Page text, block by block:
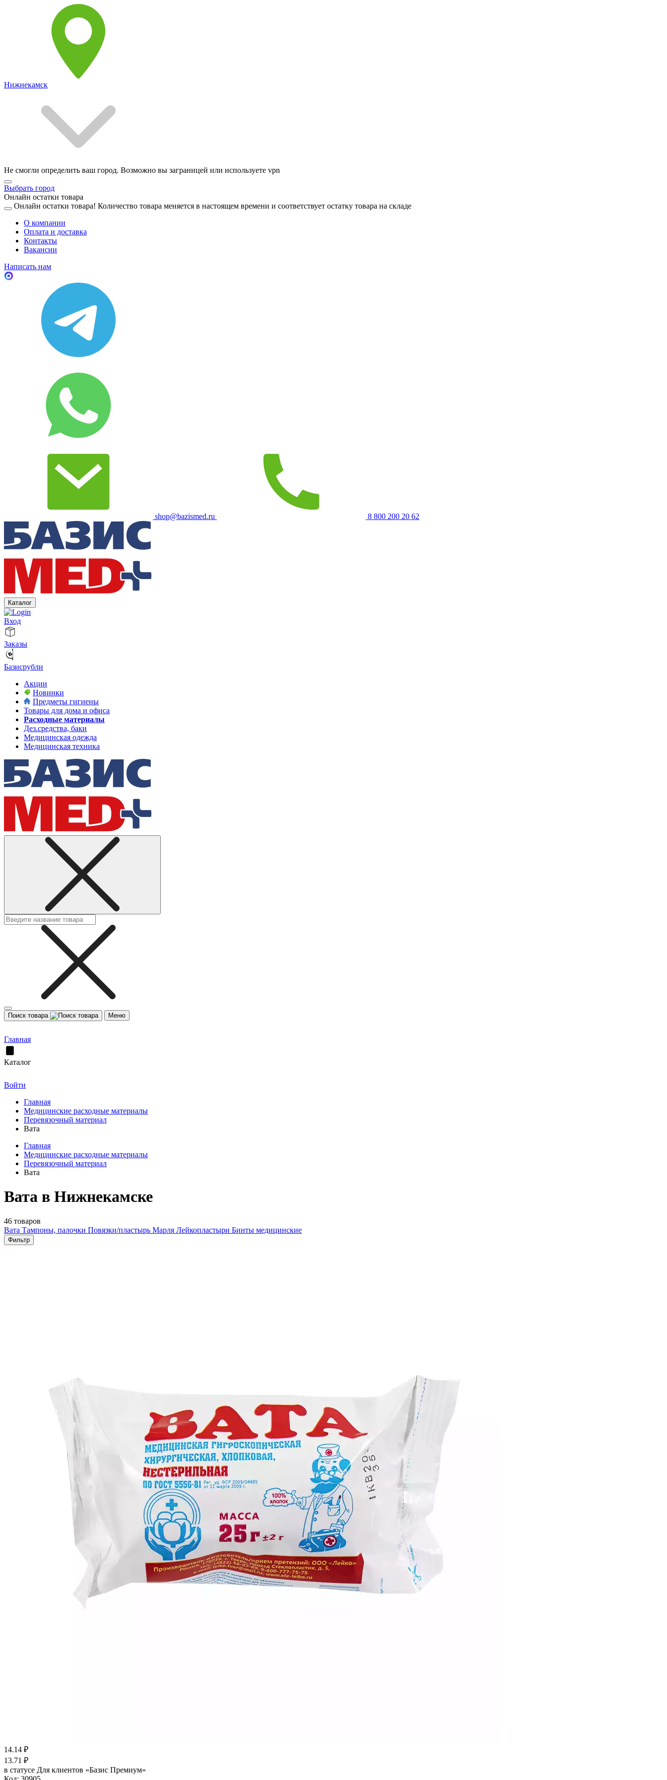
Нижнекамск
Не смогли определить ваш город. Возможно вы заграницей или используете vpn
Выбрать город
Онлайн остатки товара
Онлайн остатки товара! Количество товара меняется в настоящем времени и соответствует остатку товара на складе
О компании
Оплата и доставка
Контакты
Вакансии
Написать нам
shop@bazismed.ru 8 800 200 20 62
Каталог
Вход
Заказы
Базисрубли
Акции
Новинки
Предметы гигиены
Товары для дома и офиса
Расходные материалы
Дез.средства, баки
Медицинская одежда
Медицинская техника
Поиск товара Меню
Главная
Каталог
Войти
Главная
Медицинские расходные материалы
Перевязочный материал
Вата
Главная
Медицинские расходные материалы
Перевязочный материал
Вата
Вата в Нижнекамске
46 товаров
Вата Тампоны, палочки Повязки/пластырь Марля Лейкопластыри Бинты медицинские
Фильтр
14.14 ₽
13.71 ₽
в статусе Для клиентов «Базис Премиум»